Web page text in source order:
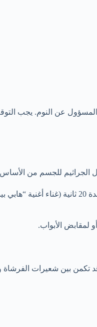
المسؤول عن النوم. يجب
الجراثيم للجسم من
. يجب غسل اليدين بالماء والصابون
لمقابض الأبواب.
تكمن بين شعيرات الفرشاة